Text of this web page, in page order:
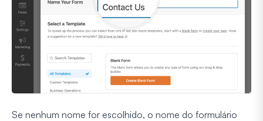
Se nenhum nome for escolhido, o nome do formulário